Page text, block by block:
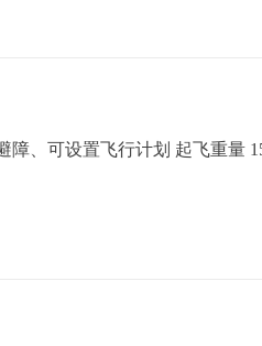
障、可设置飞行计划 起飞重量